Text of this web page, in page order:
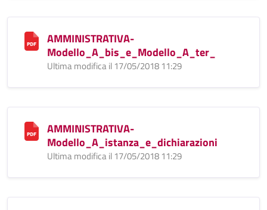
AMMINISTRATIVA-
Modello_A_bis_e_Modello_A_ter_
Ultima modifica il 17/05/2018 11:29
AMMINISTRATIVA-
Modello_A_istanza_e_dichiarazioni
Ultima modifica il 17/05/2018 11:29